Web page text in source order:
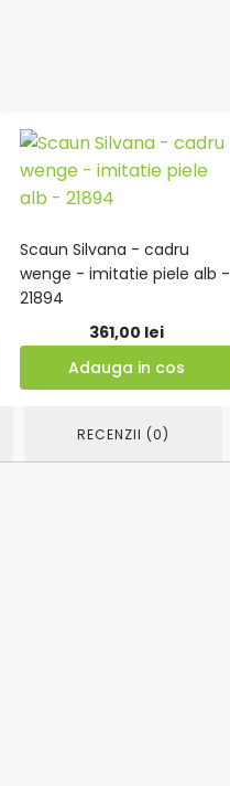
Scaun Silvana - cadru
wenge - imitatie piele alb -
21894
361,00 lei
Adauga in cos
Adauga
in
RECENZII (0)